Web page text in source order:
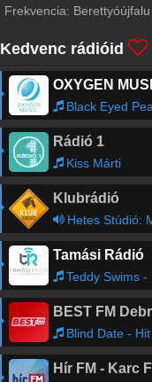
Frekvencia: Berettyóújfalu
Kedvenc rádióid
OXYGEN
Black Eyed Peas - Where
Rádió 1
Kiss Márti
Klubrádió
Hetes Stúdió:
Tamási Rádió
Teddy Swims - Mr.
BEST FM
Blind Date - Hit The
Hír FM - Karc